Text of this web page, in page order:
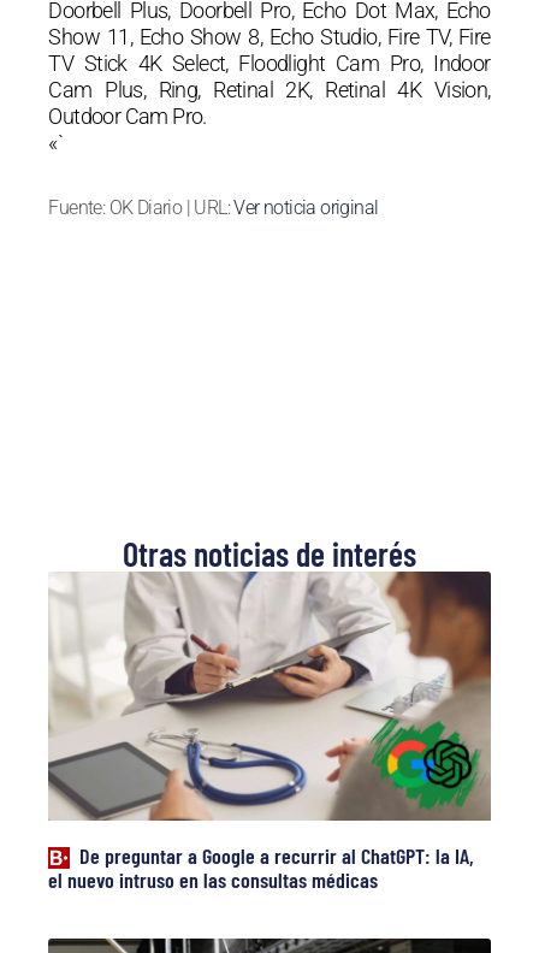
Doorbell Plus, Doorbell Pro, Echo Dot Max, Echo
Show 11, Echo Show 8, Echo Studio, Fire TV, Fire
TV Stick 4K Select, Floodlight Cam Pro, Indoor
Cam Plus, Ring, Retinal 2K, Retinal 4K Vision,
Outdoor Cam Pro.
«`
Fuente: OK Diario | URL:Ver noticia original
Otras noticias de interés
De preguntar a Google a recurrir al ChatGPT: la IA,
el nuevo intruso en las consultas médicas